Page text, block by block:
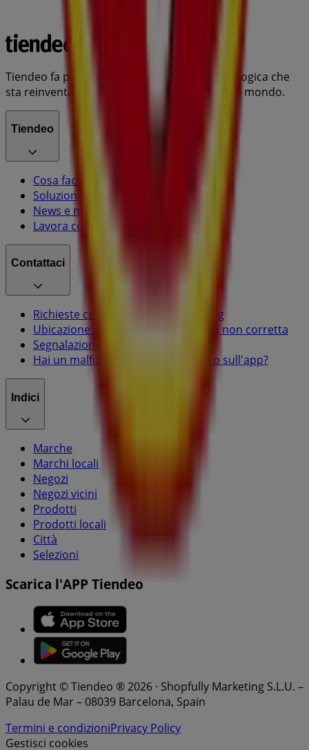
Tiendeo fa parte di Shopfully, l'azienda tecnologica che
sta reinventando lo shopping locale in tutto il mondo.
Tiendeo
Cosa facciamo
Soluzioni per le aziende
News e media
Lavora con noi
Contattaci
Richieste commerciali e di marketing
Ubicazione del negozio nella mappa non corretta
Segnalazione Volantino
Hai un malfunzionamento sul web o sull'app?
Indici
Marche
Marchi locali
Negozi
Negozi vicini
Prodotti
Prodotti locali
Città
Selezioni
Scarica l'APP Tiendeo
Copyright © Tiendeo ® 2026 · Shopfully Marketing S.L.U. –
Palau de Mar – 08039 Barcelona, Spain
Termini e condizioniPrivacy Policy
Gestisci cookies